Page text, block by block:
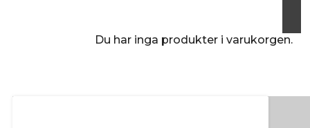
Du har inga produkter i varukorgen.